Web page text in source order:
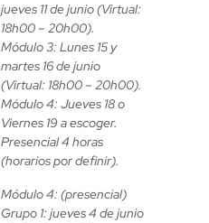
jueves 11 de junio (Virtual:
18h00 – 20h00).
Módulo 3: Lunes 15 y
martes 16 de junio
(Virtual: 18h00 – 20h00).
Módulo 4: Jueves 18 o
Viernes 19 a escoger.
Presencial 4 horas
(horarios por definir).
Módulo 4: (presencial)
Grupo 1: jueves 4 de junio